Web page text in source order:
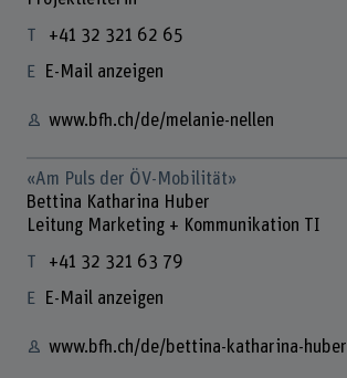
+41 32 321 62 65
E-Mail anzeigen
www.bfh.ch/de/melanie-nellen
«Am Puls der ÖV-Mobilität»
Bettina Katharina Huber
Leitung Marketing + Kommunikation TI
+41 32 321 63 79
E-Mail anzeigen
www.bfh.ch/de/bettina-katharina-huber